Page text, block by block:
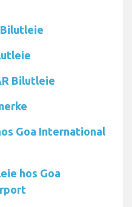
Bilutleie
Bilutleie
Goa International
hos Goa